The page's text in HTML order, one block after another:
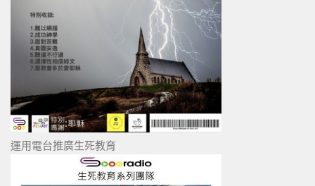
運用電台推廣生死教育